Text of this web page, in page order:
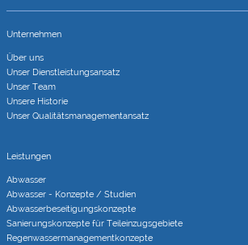
Unternehmen
Über uns
Unser Dienstleistungsansatz
Unser Team
Unsere Historie
Unser Qualitätsmanagementansatz
Leistungen
Abwasser
Abwasser - Konzepte / Studien
Abwasserbeseitigungs­konzepte
Sanierungs­konzepte für Teileinzugs­gebiete
Regenwasser­managementkonzepte